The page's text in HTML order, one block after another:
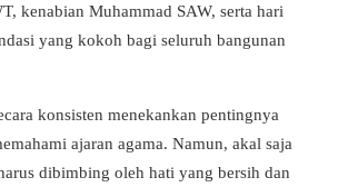
kenabian Muhammad SAW, serta hari
yang kokoh bagi seluruh bangunan
konsisten menekankan pentingnya
ajaran agama. Namun, akal saja
dibimbing oleh hati yang bersih dan